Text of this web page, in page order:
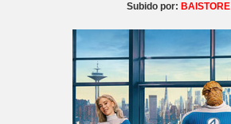
Subido por: BAISTORE